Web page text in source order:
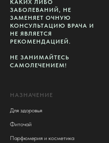
КАКИХ ЛИБО
ЗАБОЛЕВАНИЙ, НЕ
ЗАМЕНЯЕТ ОЧНУЮ
КОНСУЛЬТАЦИЮ ВРАЧА И
НЕ ЯВЛЯЕТСЯ
РЕКОМЕНДАЦИЕЙ.
НЕ ЗАНИМАЙТЕСЬ
САМОЛЕЧЕНИЕМ!
НАЗНАЧЕНИЕ
Для здоровья
Фиточай
Парфюмерия и косметика